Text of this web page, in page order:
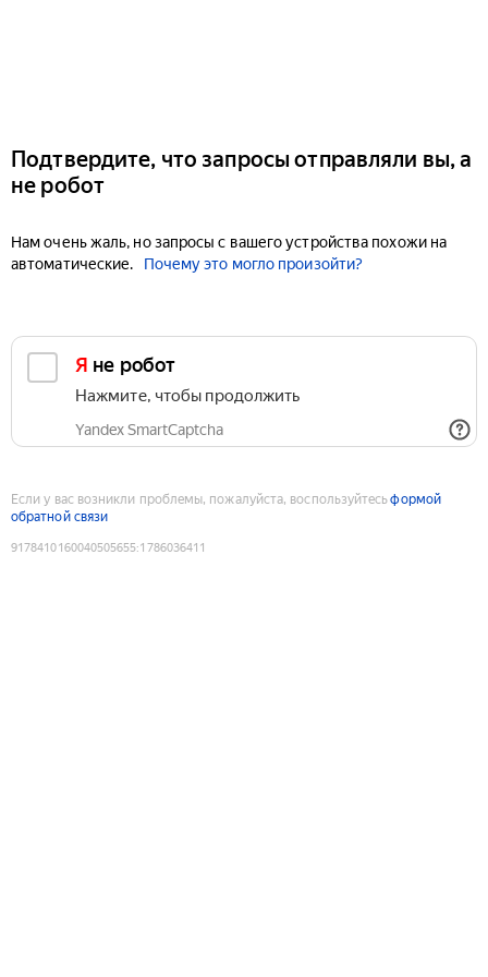
Подтвердите, что запросы отправляли вы, а
не робот
Нам очень жаль, но запросы с вашего устройства похожи на
автоматические.
Почему это могло произойти?
Я не робот
Нажмите, чтобы продолжить
Yandex SmartCaptcha
Если у вас возникли проблемы, пожалуйста, воспользуйтесьформой
обратной связи
9178410160040505655:1786036411